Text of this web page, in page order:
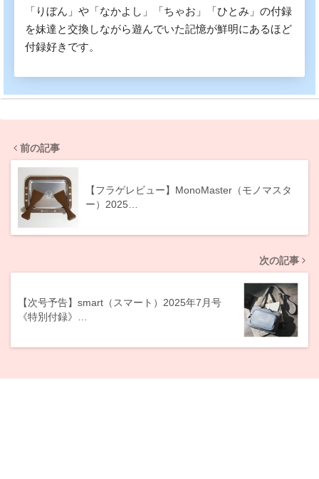
「りぼん」や「なかよし」「ちゃお」「ひとみ」の付録
を妹達と交換しながら遊んでいた記憶が鮮明にあるほど
付録好きです。
前の記事
【フラゲレビュー】MonoMaster（モノマスタ
ー）2025…
次の記事
【次号予告】smart（スマート）2025年7月号
《特別付録》…